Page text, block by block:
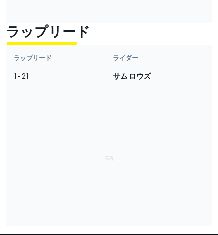
ラップリード
ラップリード ライダー
1 - 21 サム ロウズ